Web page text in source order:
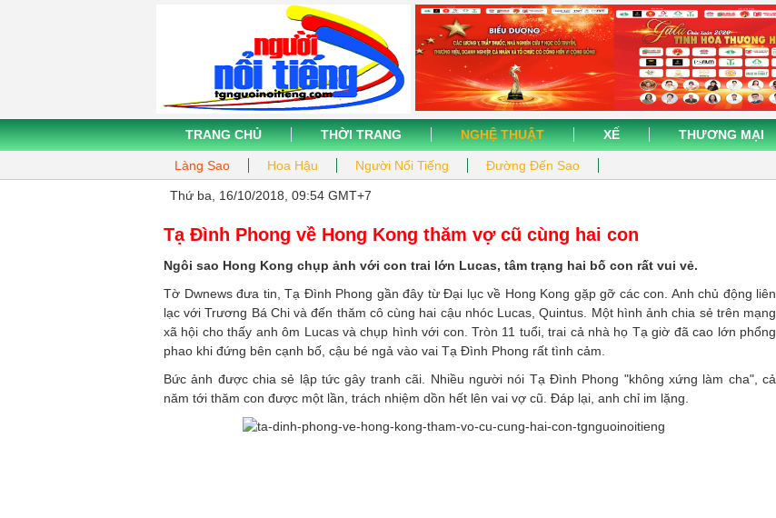
TRANG CHỦ THỜI TRANG NGHỆ THUẬT
Làng Sao Hoa Hậu Người Nổi Tiếng Đường Đến Sao
XẾ THƯƠNG MẠI
Thứ ba, 16/10/2018, 09:54 GMT+7
Tạ Đình Phong về Hong Kong thăm vợ cũ cùng hai con
Ngôi sao Hong Kong chụp ảnh với con trai lớn Lucas, tâm trạng hai bố con rất vui vẻ.
Tờ Dwnews đưa tin, Tạ Đình Phong gần đây từ Đại lục về Hong Kong gặp gỡ các con. Anh chủ động liên
lạc với Trương Bá Chi và đến thăm cô cùng hai cậu nhóc Lucas, Quintus. Một hình ảnh chia sẻ trên mạng
xã hội cho thấy anh ôm Lucas và chụp hình với con. Tròn 11 tuổi, trai cả nhà họ Tạ giờ đã cao lớn phổng
phao khi đứng bên cạnh bố, cậu bé ngả vào vai Tạ Đình Phong rất tình cảm.
Bức ảnh được chia sẻ lập tức gây tranh cãi. Nhiều người nói Tạ Đình Phong "không xứng làm cha", cả
năm tới thăm con được một lần, trách nhiệm dồn hết lên vai vợ cũ. Đáp lại, anh chỉ im lặng.